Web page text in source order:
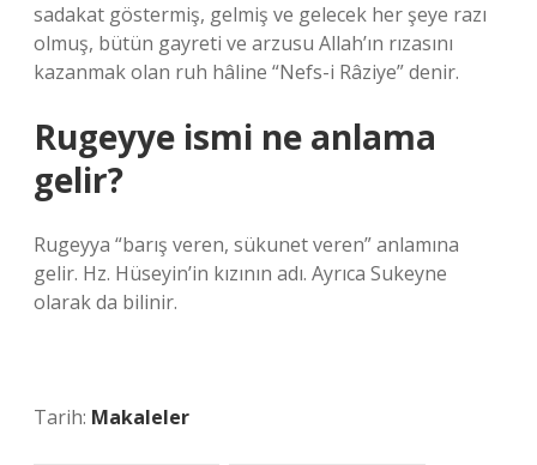
sadakat göstermiş, gelmiş ve gelecek her şeye razı
olmuş, bütün gayreti ve arzusu Allah’ın rızasını
kazanmak olan ruh hâline “Nefs-i Râziye” denir.
Rugeyye ismi ne anlama
gelir?
Rugeyya “barış veren, sükunet veren” anlamına
gelir. Hz. Hüseyin’in kızının adı. Ayrıca Sukeyne
olarak da bilinir.
Tarih: Makaleler